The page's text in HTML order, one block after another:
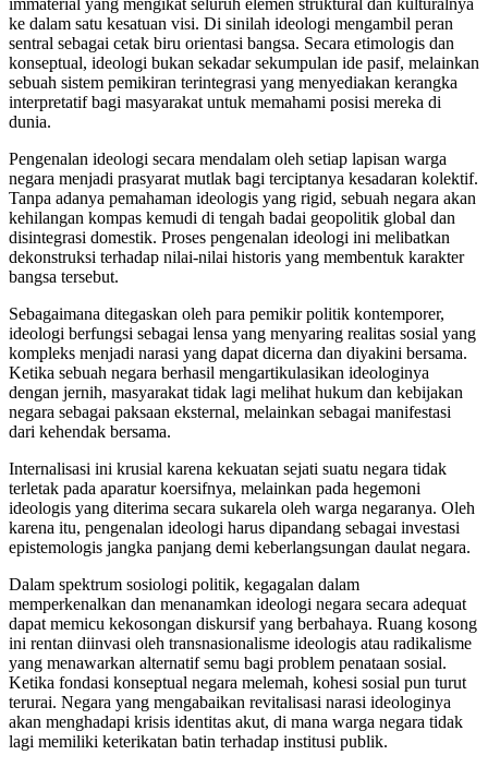
ke dalam satu kesatuan visi. Di sinilah ideologi mengambil peran
sentral sebagai cetak biru orientasi bangsa. Secara etimologis dan
konseptual, ideologi bukan sekadar sekumpulan ide pasif, melainkan
sebuah sistem pemikiran terintegrasi yang menyediakan kerangka
interpretatif bagi masyarakat untuk memahami posisi mereka di
dunia.
Pengenalan ideologi secara mendalam oleh setiap lapisan warga
negara menjadi prasyarat mutlak bagi terciptanya kesadaran kolektif.
Tanpa adanya pemahaman ideologis yang rigid, sebuah negara akan
kehilangan kompas kemudi di tengah badai geopolitik global dan
disintegrasi domestik. Proses pengenalan ideologi ini melibatkan
dekonstruksi terhadap nilai-nilai historis yang membentuk karakter
bangsa tersebut.
Sebagaimana ditegaskan oleh para pemikir politik kontemporer,
ideologi berfungsi sebagai lensa yang menyaring realitas sosial yang
kompleks menjadi narasi yang dapat dicerna dan diyakini bersama.
Ketika sebuah negara berhasil mengartikulasikan ideologinya
dengan jernih, masyarakat tidak lagi melihat hukum dan kebijakan
negara sebagai paksaan eksternal, melainkan sebagai manifestasi
dari kehendak bersama.
Internalisasi ini krusial karena kekuatan sejati suatu negara tidak
terletak pada aparatur koersifnya, melainkan pada hegemoni
ideologis yang diterima secara sukarela oleh warga negaranya. Oleh
karena itu, pengenalan ideologi harus dipandang sebagai investasi
epistemologis jangka panjang demi keberlangsungan daulat negara.
Dalam spektrum sosiologi politik, kegagalan dalam
memperkenalkan dan menanamkan ideologi negara secara adequat
dapat memicu kekosongan diskursif yang berbahaya. Ruang kosong
ini rentan diinvasi oleh transnasionalisme ideologis atau radikalisme
yang menawarkan alternatif semu bagi problem penataan sosial.
Ketika fondasi konseptual negara melemah, kohesi sosial pun turut
terurai. Negara yang mengabaikan revitalisasi narasi ideologinya
akan menghadapi krisis identitas akut, di mana warga negara tidak
lagi memiliki keterikatan batin terhadap institusi publik.